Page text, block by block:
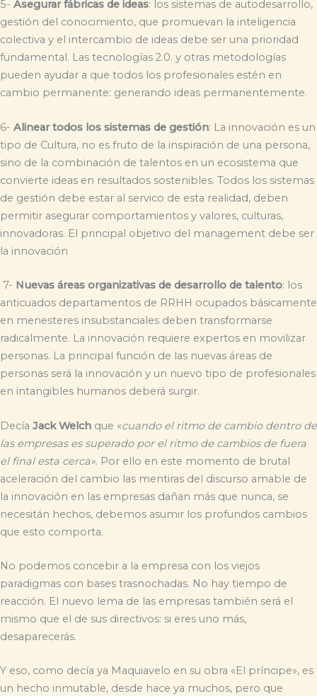
5- Asegurar fábricas de ideas: los sistemas de autodesarrollo,
gestión del conocimiento, que promuevan la inteligencia
colectiva y el intercambio de ideas debe ser una prioridad
fundamental. Las tecnologías 2.0. y otras metodologías
pueden ayudar a que todos los profesionales estén en
cambio permanente: generando ideas permanentemente.
6- Alinear todos los sistemas de gestión: La innovación es un
tipo de Cultura, no es fruto de la inspiración de una persona,
sino de la combinación de talentos en un ecosistema que
convierte ideas en resultados sostenibles. Todos los sistemas
de gestión debe estar al servico de esta realidad, deben
permitir asegurar comportamientos y valores, culturas,
innovadoras. El principal objetivo del management debe ser
la innovación
7- Nuevas áreas organizativas de desarrollo de talento: los
anticuados departamentos de RRHH ocupados básicamente
en menesteres insubstanciales deben transformarse
radicalmente. La innovación requiere expertos en movilizar
personas. La principal función de las nuevas áreas de
personas será la innovación y un nuevo tipo de profesionales
en intangibles humanos deberá surgir.
Decía Jack Welch que «cuando el ritmo de cambio dentro de
las empresas es superado por el ritmo de cambios de fuera
el final esta cerca». Por ello en este momento de brutal
aceleración del cambio las mentiras del discurso amable de
la innovación en las empresas dañan más que nunca, se
necesitán hechos, debemos asumir los profundos cambios
que esto comporta.
No podemos concebir a la empresa con los viejos
paradigmas con bases trasnochadas. No hay tiempo de
reacción. El nuevo lema de las empresas también será el
mismo que el de sus directivos: si eres uno más,
desaparecerás.
Y eso, como decía ya Maquiavelo en su obra «El príncipe», es
un hecho inmutable, desde hace ya muchos, pero que